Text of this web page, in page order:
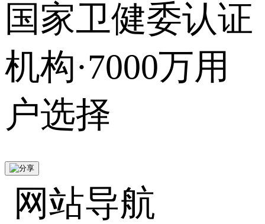
国家卫健委认证
机构·7000万用
户选择
网站导航